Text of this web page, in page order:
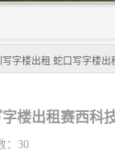
字楼出租 蛇口写字楼出
：30